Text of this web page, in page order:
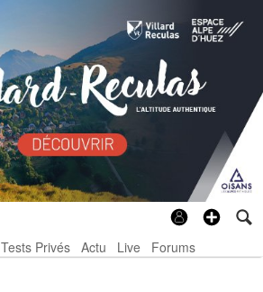
Tests Privés Actu Live Forums